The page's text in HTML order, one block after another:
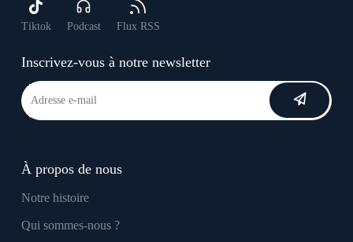
Tiktok Podcast Flux RSS
Inscrivez-vous à notre newsletter
À propos de nous
Notre histoire
Qui sommes-nous ?